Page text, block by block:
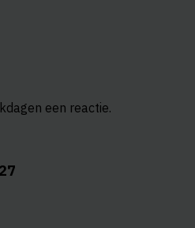
een reactie.